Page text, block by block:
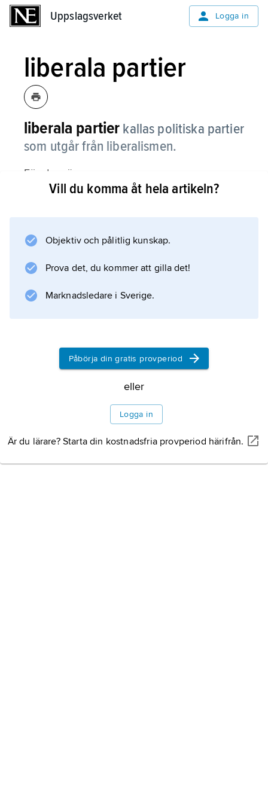
Uppslagsverket Logga in
liberala partier
liberala partier kallas politiska partier
som utgår från liberalismen.
För dem är
demokrati
viktiga frågor liksom att varje individ får leva
en ekonomisk
med fri
Vill du komma åt hela artikeln?
Objektiv och pålitlig kunskap.
Prova det, du kommer att gilla det!
Marknadsledare i Sverige.
Påbörja din gratis provperiod
eller
Logga in
Är du lärare? Starta din kostnadsfria provperiod härifrån.